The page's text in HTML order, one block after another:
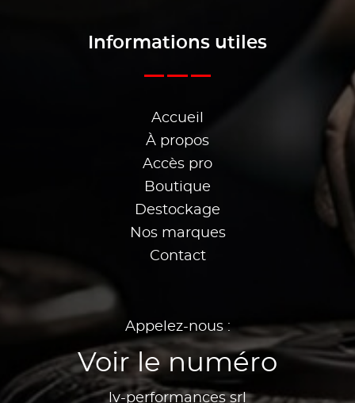
Informations utiles
Accueil
À propos
Accès pro
Boutique
Destockage
Nos marques
Contact
Appelez-nous :
Voir le numéro
lv-performances srl